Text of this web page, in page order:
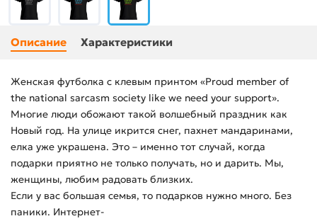
Описание Характеристики
Женская футболка с клевым принтом «Proud member of
the national sarcasm society like we need your support».
Многие люди обожают такой волшебный праздник как
Новый год. На улице икрится снег, пахнет мандаринами,
елка уже украшена. Это – именно тот случай, когда
подарки приятно не только получать, но и дарить. Мы,
женщины, любим радовать близких.
Если у вас большая семья, то подарков нужно много. Без
паники. Интернет-